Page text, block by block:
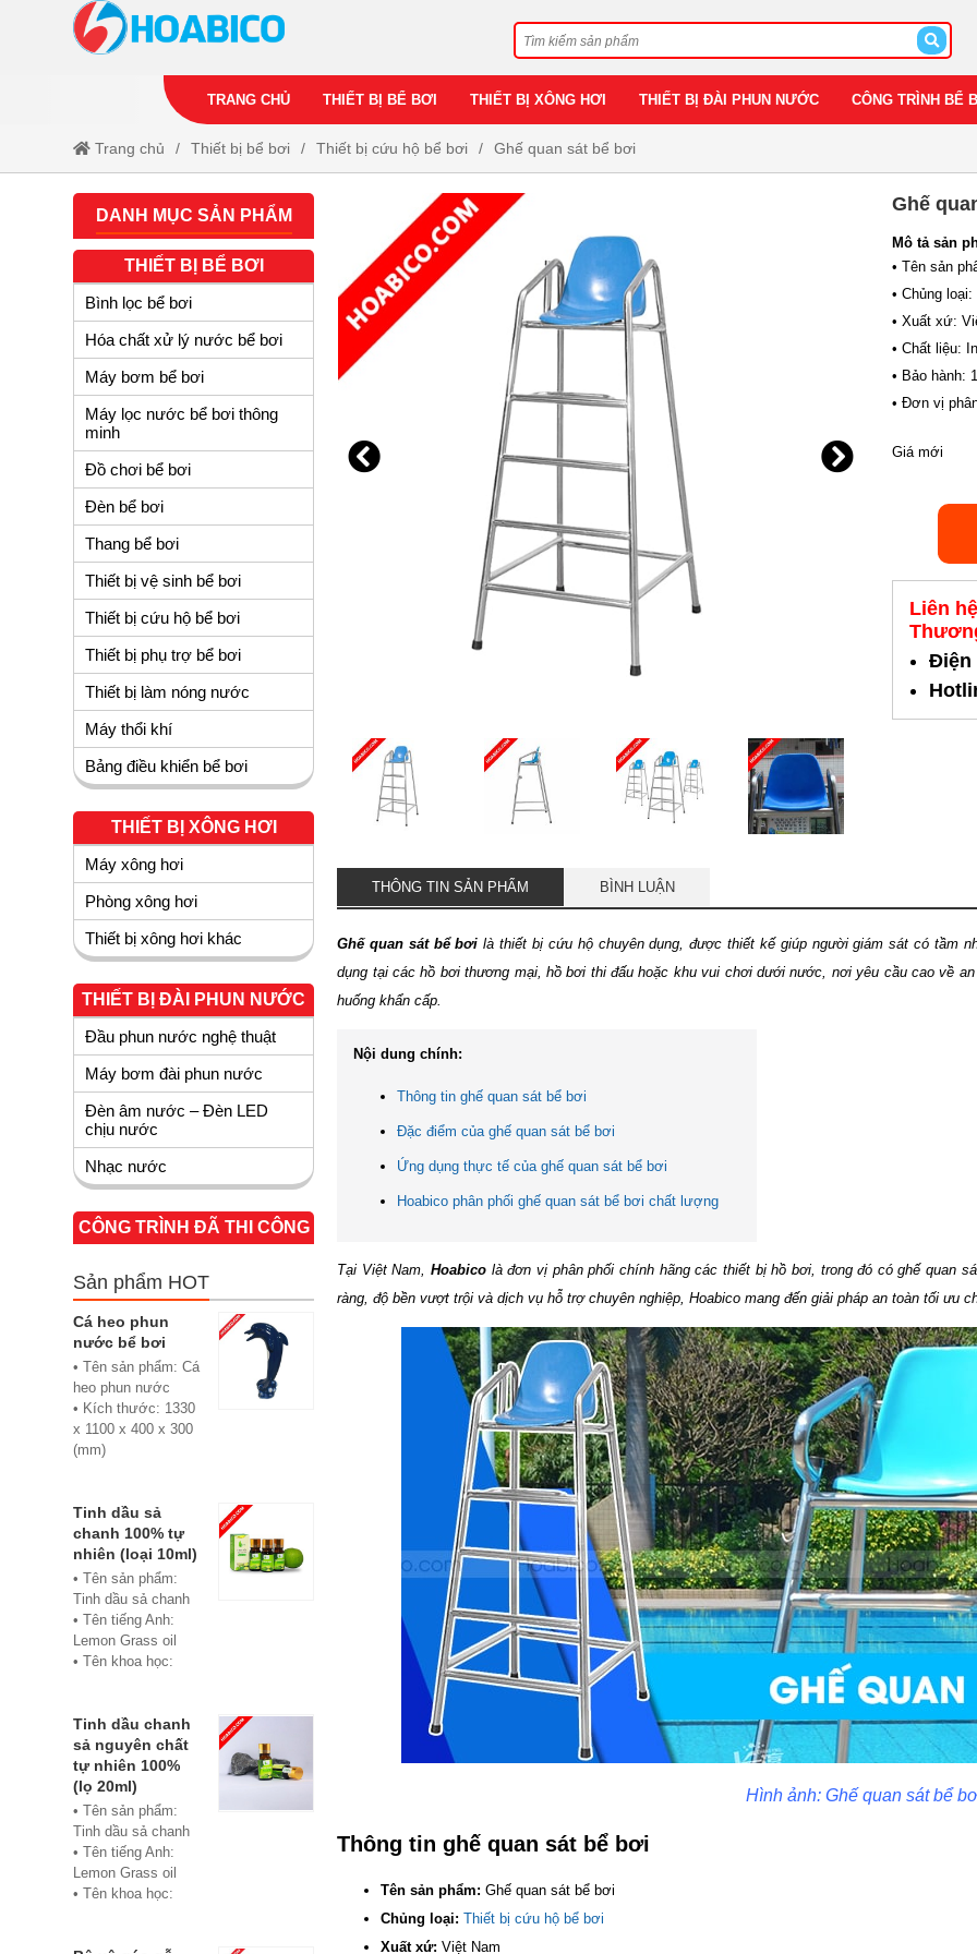
TRANG CHỦ THIẾT BỊ BỂ BƠI THIẾT BỊ XÔNG HƠI THIẾT BỊ ĐÀI PHUN NƯỚC CÔNG TRÌNH BỂ
Trang chủ Thiết bị bể bơi Thiết bị cứu hộ bể bơi Ghế quan sát bể bơi
Ghế
Mô tả sản
• Tên sản
• Chủng
• Xuất xứ:
• Chất liệu:
• Bảo hành:
• Đơn vị
Giá mới
Liên
Điện
THÔNG TIN SẢN PHẨM BÌNH LUẬN
Ghế quan sát bể bơi là thiết bị cứu hộ chuyên dụng, được thiết kế giúp người giám sát có tầm
dụng tại các hồ bơi thương mại, hồ bơi thi đấu hoặc khu vui chơi dưới nước, nơi yêu cầu cao về
huống khẩn cấp.
Nội dung chính:
Thông tin ghế quan sát bể bơi
Đặc điểm của ghế quan sát bể bơi
Ứng dụng thực tế của ghế quan sát bể bơi
Hoabico phân phối ghế quan sát bể bơi chất lượng
Tại Việt Nam,Hoabico là đơn vị phân phối chính hãng các thiết bị hồ bơi, trong đó có ghế quan
ràng, độ bền vượt trội và dịch vụ hỗ trợ chuyên nghiệp, Hoabico mang đến giải pháp an toàn tối ưu
Hình ảnh: Ghế quan sát bể
Thông tin ghế quan sát bể bơi
Tên sản phẩm: Ghế quan sát bể bơi
Chủng loại: Thiết bị cứu hộ bể bơi
Xuất xứ: Việt Nam
DANH MỤC SẢN PHẨM
THIẾT BỊ BỂ BƠI
Bình lọc bể bơi
Hóa chất xử lý nước bể bơi
Máy bơm bể bơi
Máy lọc nước bể bơi thông
minh
Đồ chơi bể bơi
Đèn bể bơi
Thang bể bơi
Thiết bị vệ sinh bể bơi
Thiết bị cứu hộ bể bơi
Thiết bị phụ trợ bể bơi
Thiết bị làm nóng nước
Máy thổi khí
Bảng điều khiển bể bơi
THIẾT BỊ XÔNG HƠI
Máy xông hơi
Phòng xông hơi
Thiết bị xông hơi khác
THIẾT BỊ ĐÀI PHUN NƯỚC
Đầu phun nước nghệ thuật
Máy bơm đài phun nước
Đèn âm nước – Đèn LED
chịu nước
Nhạc nước
CÔNG TRÌNH ĐÃ THI CÔNG
Sản phẩm HOT
Cá heo phun
nước bể bơi
• Tên sản phẩm: Cá
heo phun nước
• Kích thước: 1330
x 1100 x 400 x 300
(mm)
Composite
• Phân phối:
Hoabico
Tinh dầu sả
chanh 100% tự
nhiên (loại 10ml)
• Tên sản phẩm:
Tinh dầu sả chanh
• Tên tiếng Anh:
Lemon Grass oil
• Tên khoa học:
• Chủng loại: Thiết
bị xông hơi
• Thành phần chiết
xuất: lá
• Phương pháp
chiết xuất: Chưng
cất hơi nước
• Hình thức: Chất
lỏng
Tinh dầu chanh
sả nguyên chất
tự nhiên 100%
(lọ 20ml)
• Tên sản phẩm:
Tinh dầu sả chanh
• Tên tiếng Anh:
Lemon Grass oil
• Tên khoa học: